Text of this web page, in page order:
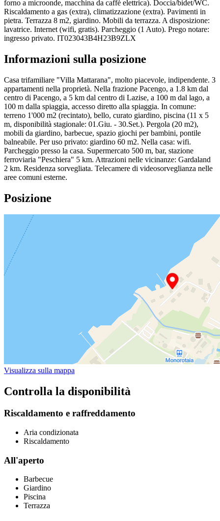
forno a microonde, macchina da caffè elettrica). Doccia/bidet/WC.
Riscaldamento a gas (extra), climatizzazione (extra). Pavimenti in
pietra. Terrazza 8 m2, giardino. Mobili da terrazza. A disposizione:
lavatrice. Internet (wifi, gratis). Parcheggio (1 Auto). Prego notare:
ingresso privato. IT023043B4H23B9ZLX
Informazioni sulla posizione
Casa trifamiliare "Villa Mattarana", molto piacevole, indipendente. 3
appartamenti nella proprietà. Nella frazione Pacengo, a 1.8 km dal
centro di Pacengo, a 5 km dal centro di Lazise, a 100 m dal lago, a
100 m dalla spiaggia, accesso diretto alla spiaggia. In comune:
terreno 1'000 m2 (recintato), bello, curato giardino, piscina (11 x 5
m, disponibilità stagionale: 01.Giu. - 30.Set.). Pergola (20 m2),
mobili da giardino, barbecue, spazio giochi per bambini, pontile
balneabile. Per uso privato: giardino 60 m2. Nella casa: wifi.
Parcheggio presso la casa. Supermercato 500 m, bar, stazione
ferroviaria "Peschiera" 5 km. Attrazioni nelle vicinanze: Gardaland
2 km. Residenza sorvegliata. Telecamere di videosorveglianza nelle
aree comuni esterne.
Posizione
Visualizza sulla mappa
Controlla la disponibilità
Riscaldamento e raffreddamento
Aria condizionata
Riscaldamento
All'aperto
Barbecue
Giardino
Piscina
Terrazza